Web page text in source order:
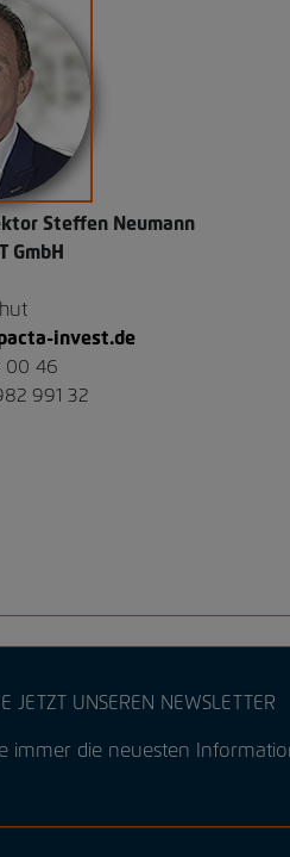
Steffen Neumann
GmbH
invest.de
00 46
991 32
JETZT UNSEREN NEWSLETTER
immer die neuesten